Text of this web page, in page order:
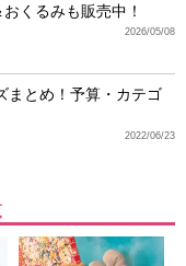
くるみも販売中！
2026/05/08
まとめ！予算・カテゴ
2022/06/23